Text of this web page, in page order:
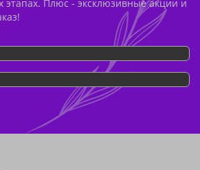
этапах. Плюс - эксклюзивные акции и